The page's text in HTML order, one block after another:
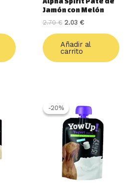
Jamón con Melón
2.70€ 2.03 €
Añadir al
carrito
-20%
-20%precio
original
era:
2.10 €.
precio
actual
es:
1.69 €.